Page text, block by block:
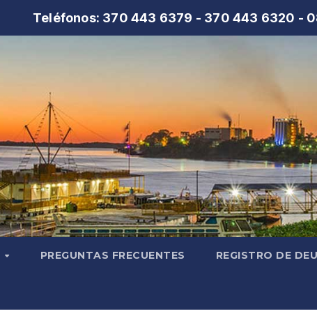
Teléfonos: 370 443 6379 - 370 443 6320 -
PREGUNTAS FRECUENTES REGISTRO DE